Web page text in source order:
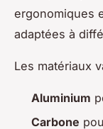
ergonomiques
adaptées à
Les matériaux
Aluminium
Carbone